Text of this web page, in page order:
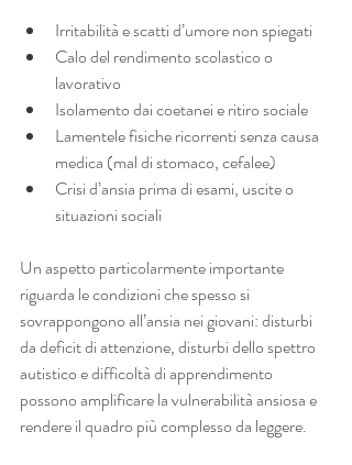
Irritabilità e scatti d’umore non spiegati
Calo del rendimento scolastico o
lavorativo
Isolamento dai coetanei e ritiro sociale
Lamentele fisiche ricorrenti senza causa
medica (mal di stomaco, cefalee)
Crisi d’ansia prima di esami, uscite o
situazioni sociali
Un aspetto particolarmente importante
riguarda le condizioni che spesso si
sovrappongono all’ansia nei giovani: disturbi
da deficit di attenzione, disturbi dello spettro
autistico e difficoltà di apprendimento
possono amplificare la vulnerabilità ansiosa e
rendere il quadro più complesso da leggere.